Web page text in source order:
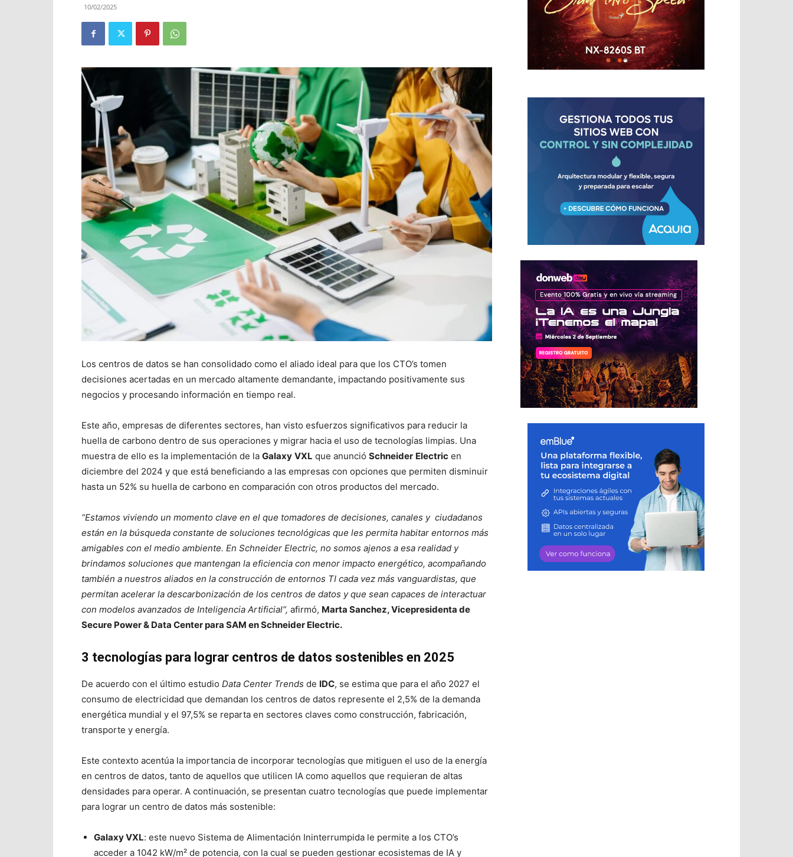
10/02/2025
Los centros de datos se han consolidado como el aliado ideal para que los CTO’s tomen
decisiones acertadas en un mercado altamente demandante, impactando positivamente sus
negocios y procesando información en tiempo real.
Este año, empresas de diferentes sectores, han visto esfuerzos significativos para reducir la
huella de carbono dentro de sus operaciones y migrar hacia el uso de tecnologías limpias. Una
muestra de ello es la implementación de la Galaxy VXL que anunció Schneider Electric en
diciembre del 2024 y que está beneficiando a las empresas con opciones que permiten disminuir
hasta un 52% su huella de carbono en comparación con otros productos del mercado.
“Estamos viviendo un momento clave en el que tomadores de decisiones, canales y ciudadanos
están en la búsqueda constante de soluciones tecnológicas que les permita habitar entornos más
amigables con el medio ambiente. En Schneider Electric, no somos ajenos a esa realidad y
brindamos soluciones que mantengan la eficiencia con menor impacto energético, acompañando
también a nuestros aliados en la construcción de entornos TI cada vez más vanguardistas, que
permitan acelerar la descarbonización de los centros de datos y que sean capaces de interactuar
con modelos avanzados de Inteligencia Artificial”, afirmó, Marta Sanchez, Vicepresidenta de
Secure Power & Data Center para SAM en Schneider Electric.
3 tecnologías para lograr centros de datos sostenibles en 2025
De acuerdo con el último estudio Data Center Trends de IDC, se estima que para el año 2027 el
consumo de electricidad que demandan los centros de datos represente el 2,5% de la demanda
energética mundial y el 97,5% se reparta en sectores claves como construcción, fabricación,
transporte y energía.
Este contexto acentúa la importancia de incorporar tecnologías que mitiguen el uso de la energía
en centros de datos, tanto de aquellos que utilicen IA como aquellos que requieran de altas
densidades para operar. A continuación, se presentan cuatro tecnologías que puede implementar
para lograr un centro de datos más sostenible:
Galaxy VXL: este nuevo Sistema de Alimentación Ininterrumpida le permite a los CTO’s
acceder a 1042 kW/m² de potencia, con la cual se pueden gestionar ecosistemas de IA y